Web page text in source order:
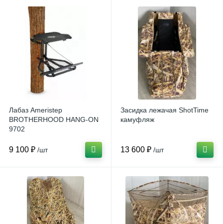
Лабаз Ameristep
BROTHERHOOD HANG-ON
9702
9 100 ₽ /шт
Засидка лежачая ShotTime
камуфляж
13 600 ₽ /шт